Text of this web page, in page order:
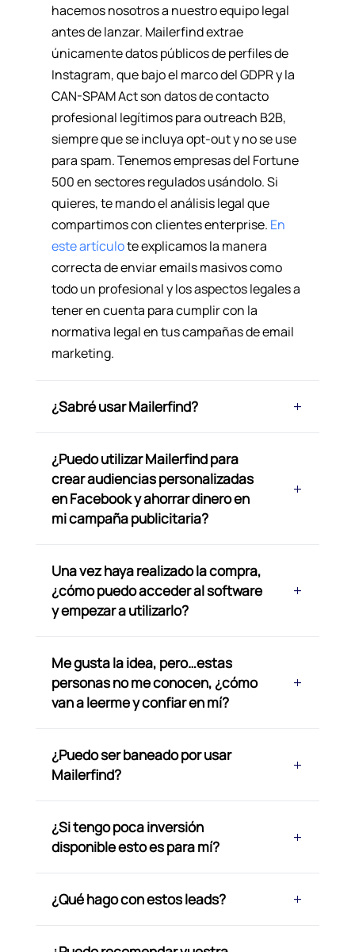
hacemos nosotros a nuestro equipo legal
antes de lanzar. Mailerfind extrae
únicamente datos públicos de perfiles de
Instagram, que bajo el marco del GDPR y la
CAN-SPAM Act son datos de contacto
profesional legítimos para outreach B2B,
siempre que se incluya opt-out y no se use
para spam. Tenemos empresas del Fortune
500 en sectores regulados usándolo. Si
quieres, te mando el análisis legal que
compartimos con clientes enterprise. En
este artículote explicamos la manera
correcta de enviar emails masivos como
todo un profesional y los aspectos legales a
tener en cuenta para cumplir con la
normativa legal en tus campañas de email
marketing.
¿Sabré usar Mailerfind?
¿Puedo utilizar Mailerfind para
crear audiencias personalizadas
en Facebook y ahorrar dinero en
mi campaña publicitaria?
Una vez haya realizado la compra,
¿cómo puedo acceder al software
y empezar a utilizarlo?
Me gusta la idea, pero…estas
personas no me conocen, ¿cómo
van a leerme y confiar en mí?
¿Puedo ser baneado por usar
Mailerfind?
¿Si tengo poca inversión
disponible esto es para mí?
¿Qué hago con estos leads?